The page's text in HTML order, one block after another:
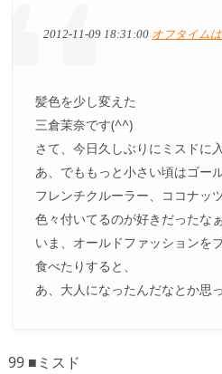
2012-11-09 18:31:00 オフタイム
髪色を少し変えた
三倉茉奈です(^^)
さて、今日久しぶりにミスドに
あ、でももっと小さい頃はゴー
フレンチクルーラー、ココナッツ
色々付いてるのが好きだったなぁ
いま、オールドファッションを
食べたりすると、
あ、大人になったんだなとか思
99 ■ミスド